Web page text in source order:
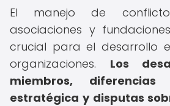
El manejo de
asociaciones y
crucial para el desarrollo
organizaciones. Los
miembros,
estratégica y disputas